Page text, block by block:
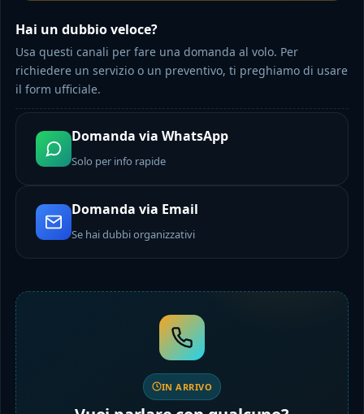
Hai un dubbio veloce?
Usa questi canali per fare una domanda al volo. Per
richiedere un servizio o un preventivo, ti preghiamo di usare
il form ufficiale.
Domanda via WhatsApp
Solo per info rapide
Domanda via Email
Se hai dubbi organizzativi
IN ARRIVO